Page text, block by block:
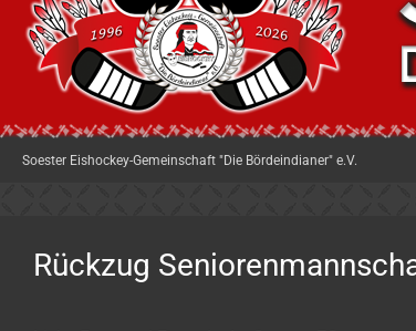
Soester Eishockey-Gemeinschaft "Die Bördeindianer" e.V.
Rückzug